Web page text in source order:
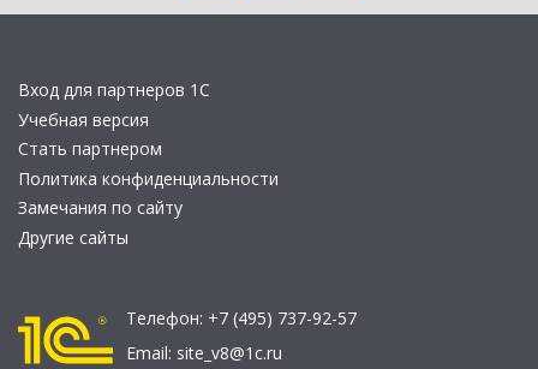
Вход для партнеров 1С
Учебная версия
Стать партнером
Политика конфиденциальности
Замечания по сайту
Другие сайты
Телефон: +7 (495) 737-92-57
Email: site_v8@1c.ru